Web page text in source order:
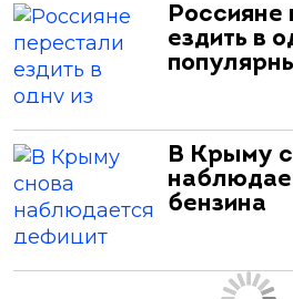
Россияне
ездить в
В Крыму
бензина